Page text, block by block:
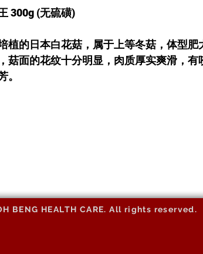
300g (无硫磺)
植的日本白花菇，属于上等冬菇，体型肥
菇面的花纹十分明显，肉质厚实爽滑，有
。
BENG HEALTH CARE. All rights reserved.